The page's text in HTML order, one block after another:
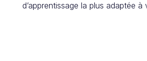
d’apprentissage la plus adaptée à